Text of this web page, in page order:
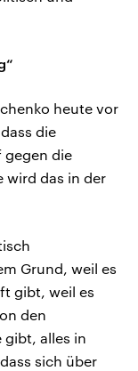
heute vor
die
gegen die
wird das in der
Grund, weil es
gibt, weil es
den
gibt, alles in
sich über